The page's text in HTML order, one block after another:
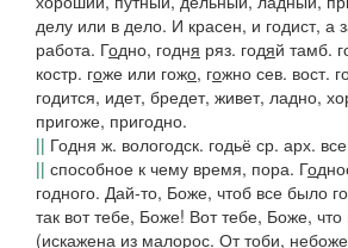
делу или в дело. И красен, и годист, а
работа. Годно, годня ряз. годяй тамб.
костр. гоже или гожо, гожно сев. вост.
годится, идет, бредет, живет, ладно,
пригоже, пригодно.
|| Годня ж. вологодск. годьё ср. арх.
|| способное к чему время, пора. Го
годного. Дай-то, Боже, чтоб все было
так вот тебе, Боже! Вот тебе, Боже,
(искажена из малорос. От тоби,